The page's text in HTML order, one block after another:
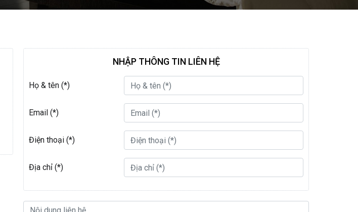
NHẬP THÔNG TIN LIÊN HỆ
Họ & tên (*)
Email (*)
Điện thoại (*)
Địa chỉ (*)
Nội dung